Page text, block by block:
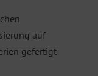
auf
gefertigt